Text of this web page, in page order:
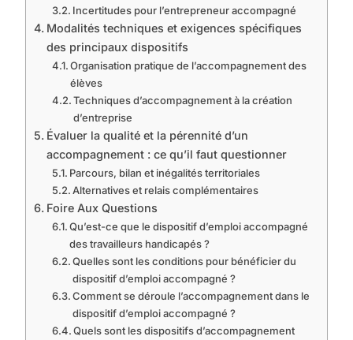
Incertitudes pour l’entrepreneur accompagné
Modalités techniques et exigences spécifiques
des principaux dispositifs
Organisation pratique de l’accompagnement des
élèves
Techniques d’accompagnement à la création
d’entreprise
Évaluer la qualité et la pérennité d’un
accompagnement : ce qu’il faut questionner
Parcours, bilan et inégalités territoriales
Alternatives et relais complémentaires
Foire Aux Questions
Qu’est-ce que le dispositif d’emploi accompagné
des travailleurs handicapés ?
Quelles sont les conditions pour bénéficier du
dispositif d’emploi accompagné ?
Comment se déroule l’accompagnement dans le
dispositif d’emploi accompagné ?
Quels sont les dispositifs d’accompagnement